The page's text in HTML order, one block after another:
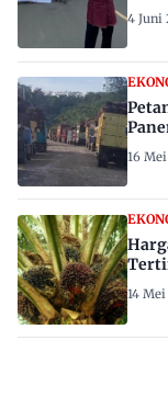
4 Juni
16
14